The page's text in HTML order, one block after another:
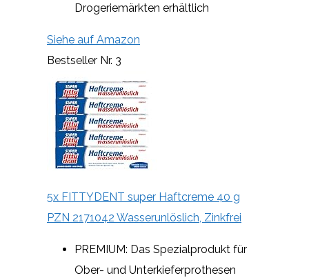
Drogeriemärkten erhältlich
Siehe auf Amazon
Bestseller Nr. 3
5x FITTYDENT super Haftcreme 40 g
PZN 2171042 Wasserunlöslich, Zinkfrei
PREMIUM: Das Spezialprodukt für
Ober- und Unterkieferprothesen